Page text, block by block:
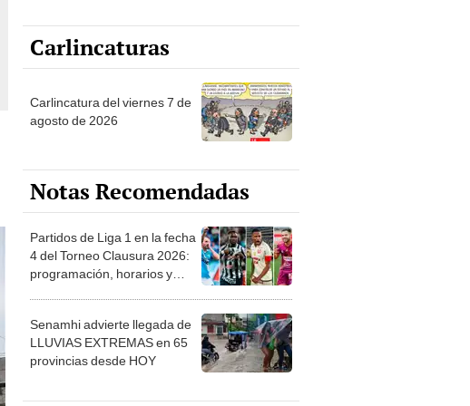
Carlincaturas
Carlincatura del viernes 7 de
agosto de 2026
Notas Recomendadas
Partidos de Liga 1 en la fecha
4 del Torneo Clausura 2026:
programación, horarios y
Senamhi advierte llegada de
LLUVIAS EXTREMAS en 65
provincias desde HOY